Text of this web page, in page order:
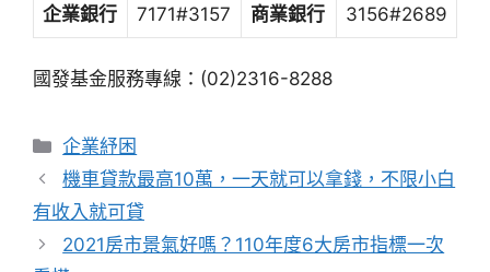
企業銀行
7171#3157
商業銀行
3156#2689
國發基金服務專線：(02)2316-8288
分
類
企業紓困
機車貸款最高10萬，一天就可以拿錢，不限小白
有收入就可貸
2021房市景氣好嗎？110年度6大房市指標一次